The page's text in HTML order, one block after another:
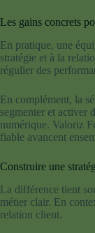
Les gains concrets
En pratique, une
stratégie et à la
régulier des
En complément, la
segmenter et activer
numérique. Valoriz
fiable avancent
Construire une
La différence tient
métier clair. En
relation client.